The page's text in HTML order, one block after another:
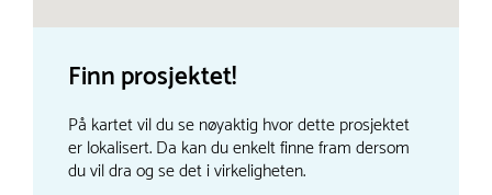
Finn prosjektet!
På kartet vil du se nøyaktig hvor dette prosjektet
er lokalisert. Da kan du enkelt finne fram dersom
du vil dra og se det i virkeligheten.